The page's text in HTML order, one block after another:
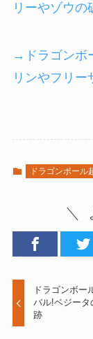
リーやゾウの
→ドラゴンボ
リンやフリー
ドラゴンボール
ドラゴンボー
バル!ベジータ
跡